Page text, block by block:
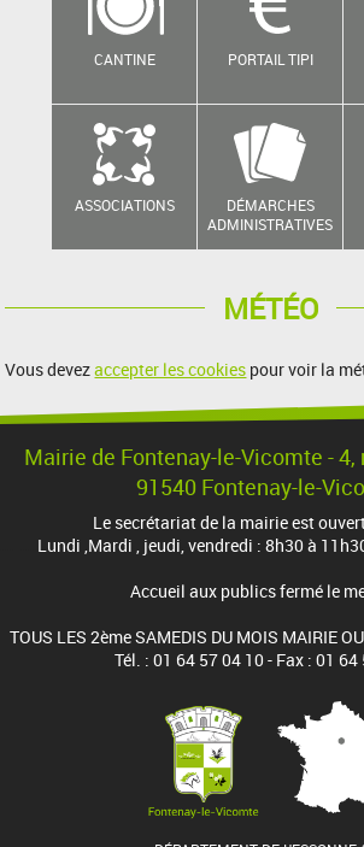
CANTINE PORTAIL TIPI
ASSOCIATIONS
DÉMARCHES
ADMINISTRATIVES
MÉTÉO
Vous devezaccepter les cookies pour voir la
Mairie de Fontenay-le-Vicomte - 4,
91540 Fontenay-le-
Le secrétariat de la mairie est
Lundi ,Mardi , jeudi, vendredi : 8h30 à
Accueil aux publics fermé le
TOUS LES 2ème SAMEDIS DU MOIS MAIRIE
Tél. : 01 64 57 04 10 - Fax : 01 64